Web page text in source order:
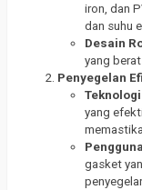
iron, dan
dan suhu
Desain
yang
Penyegelan
yang
gasket